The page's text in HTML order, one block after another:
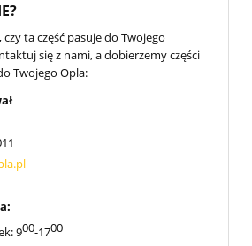
ta część pasuje do Twojego
się z nami, a dobierzemy części
Twojego Opla:
900-1700